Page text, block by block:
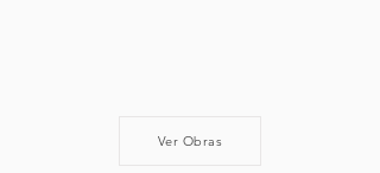
Ver Obras